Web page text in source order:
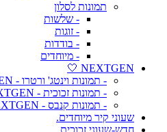
תמונות לסלון
- שלשות
- זוגות
- בודדות
- מיוחדים
NEXTGEN 🤍
- תמונות וינטג' ורטרו - NEXTGEN
- תמונות זכוכית - NEXTGEN
- תמונות קנבס - NEXTGEN
שעוני קיר מיוחדים.
חדש-שעוני זכוכית